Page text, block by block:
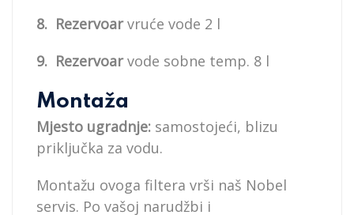
8. Rezervoarvruće vode 2 l
9. Rezervoarvode sobne temp. 8 l
Montaža
Mjesto ugradnje: samostojeći, blizu
priključka za vodu.
Montažu ovoga filtera vrši naš Nobel
servis. Po vašoj narudžbi i